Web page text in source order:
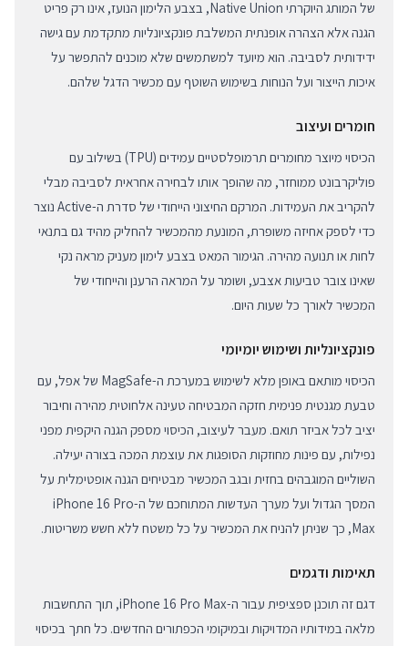
של המותג היוקרתי Native Union, בצבע הלימון הנועז, אינו רק פריט
הגנה אלא הצהרה אופנתית המשלבת פונקציונליות מתקדמת עם גישה
ידידותית לסביבה. הוא מיועד למשתמשים שלא מוכנים להתפשר על
איכות הייצור ועל הנוחות בשימוש השוטף עם מכשיר הדגל שלהם.
חומרים ועיצוב
הכיסוי מיוצר מחומרים תרמופלסטיים עמידים (TPU) בשילוב עם
פוליקרבונט ממוחזר, מה שהופך אותו לבחירה אחראית לסביבה מבלי
להקריב את העמידות. המרקם החיצוני הייחודי של סדרת ה-Active נוצר
כדי לספק אחיזה משופרת, המונעת מהמכשיר להחליק מהיד גם בתנאי
לחות או תנועה מהירה. הגימור המאט בצבע לימון מעניק מראה נקי
שאינו צובר טביעות אצבע, ושומר על המראה הרענן והייחודי של
המכשיר לאורך כל שעות היום.
פונקציונליות ושימוש יומיומי
הכיסוי מותאם באופן מלא לשימוש במערכת ה-MagSafe של אפל, עם
טבעת מגנטית פנימית חזקה המבטיחה טעינה אלחוטית מהירה וחיבור
יציב לכל אביזר תואם. מעבר לעיצוב, הכיסוי מספק הגנה היקפית מפני
נפילות, עם פינות מחוזקות הסופגות את עוצמת המכה בצורה יעילה.
השוליים המוגבהים בחזית ובגב המכשיר מבטיחים הגנה אופטימלית על
המסך הגדול ועל מערך העדשות המתוחכם של ה-iPhone 16 Pro
Max, כך שניתן להניח את המכשיר על כל משטח ללא חשש משריטות.
תאימות ודגמים
דגם זה תוכנן ספציפית עבור ה-iPhone 16 Pro Max, תוך התחשבות
מלאה במידותיו המדויקות ובמיקומי הכפתורים החדשים. כל חתך בכיסוי